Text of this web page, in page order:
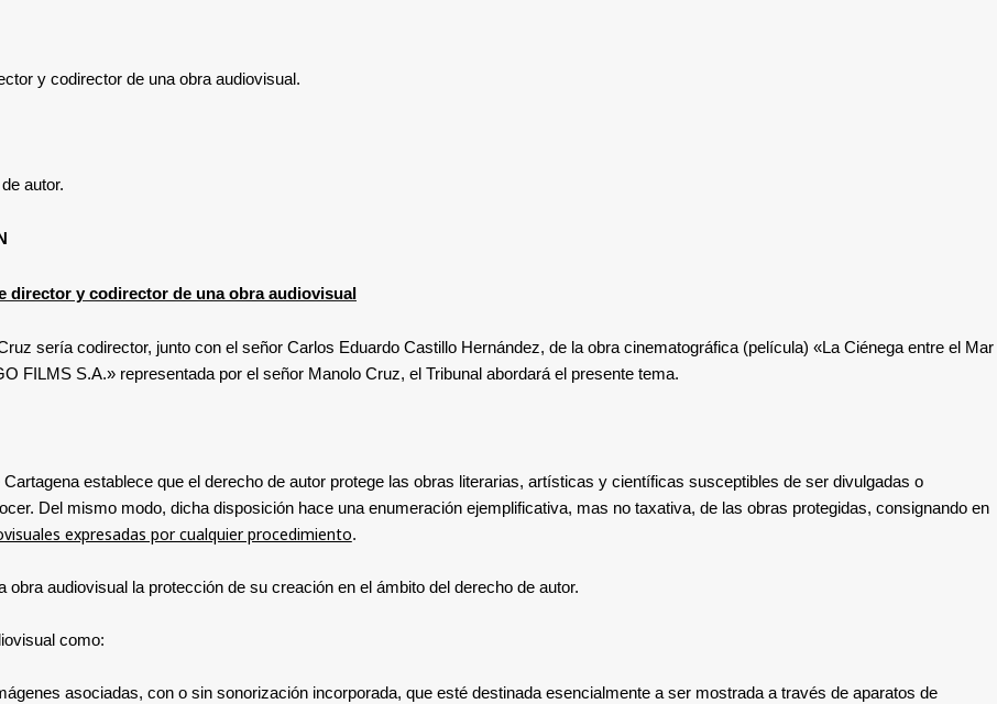
y codirector de una obra audiovisual.
autor.
director y codirector de una obra audiovisual
sería codirector, junto con el señor Carlos Eduardo Castillo Hernández, de la obra cinematográfica (película) «La Ciénega entre el Mar
FILMS S.A.» representada por el señor Manolo Cruz, el Tribunal abordará el presente tema.
establece que el derecho de autor protege las obras literarias, artísticas y científicas susceptibles de ser divulgadas o
Del mismo modo, dicha disposición hace una enumeración ejemplificativa, mas no taxativa, de las obras protegidas, consignando en
expresadas por cualquier procedimiento.
audiovisual la protección de su creación en el ámbito del derecho de autor.
como:
asociadas, con o sin sonorización incorporada, que esté destinada esencialmente a ser mostrada a través de aparatos de